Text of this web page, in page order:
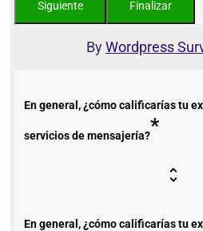
ByWordpress
En general, ¿cómo calificarías tu
servicios de mensajería?*
En general, ¿cómo calificarías tu